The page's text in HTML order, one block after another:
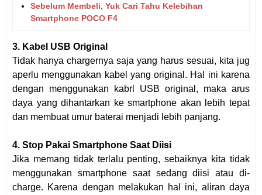
Sebelum Membeli, Yuk Cari Tahu Kelebihan
Smartphone POCO F4
3. Kabel USB Original
Tidak hanya chargernya saja yang harus sesuai, kita jug
aperlu menggunakan kabel yang original. Hal ini karena
dengan menggunakan kabrl USB original, maka arus
daya yang dihantarkan ke smartphone akan lebih tepat
dan membuat umur baterai menjadi lebih panjang.
4. Stop Pakai Smartphone Saat Diisi
Jika memang tidak terlalu penting, sebaiknya kita tidak
menggunakan smartphone saat sedang diisi atau di-
charge. Karena dengan melakukan hal ini, aliran daya